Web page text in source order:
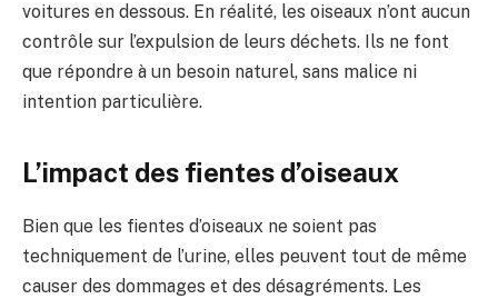
voitures en dessous. En réalité, les oiseaux n’ont aucun
contrôle sur l’expulsion de leurs déchets. Ils ne font
que répondre à un besoin naturel, sans malice ni
intention particulière.
L’impact des fientes d’oiseaux
Bien que les fientes d’oiseaux ne soient pas
techniquement de l’urine, elles peuvent tout de même
causer des dommages et des désagréments. Les